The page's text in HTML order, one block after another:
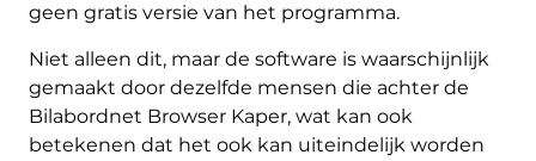
geen gratis versie van het programma.
Niet alleen dit, maar de software is waarschijnlijk
gemaakt door dezelfde mensen die achter de
Bilabordnet Browser Kaper, wat kan ook
betekenen dat het ook kan uiteindelijk worden